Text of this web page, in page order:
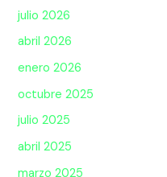
julio 2026
abril 2026
enero 2026
octubre 2025
julio 2025
abril 2025
marzo 2025